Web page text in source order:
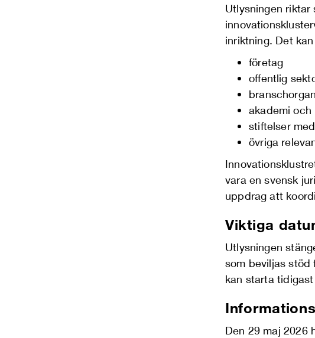
Utlysningen riktar
inriktning. Det
företag
offentlig
akademi
stiftelser
övriga
vara en svensk
uppdrag att
Viktiga
Utlysningen
som beviljas stöd
kan starta
Den 29 maj 2026